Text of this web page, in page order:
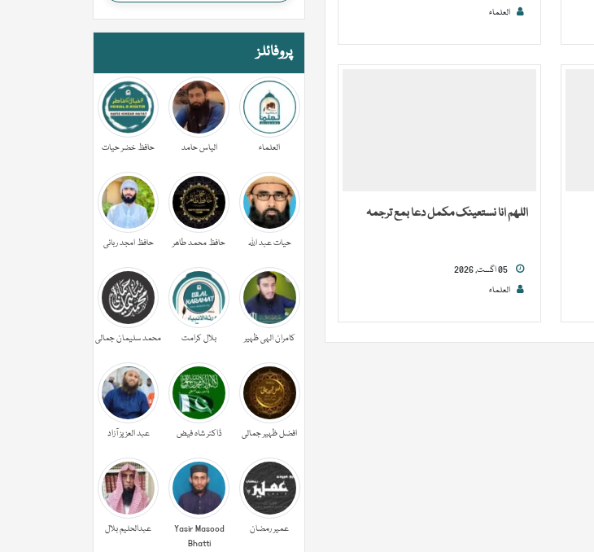
العلماء
اللھم انا نستعینک مکمل دعا بمع ترجمہ
العلماء
پروفائلز
العلماء الیاس حامد حافظ خضر حیات
حیات عبد اللہ حافظ محمد طاھر حافظ امجد ربانی
کامران الہی ظہیر بلال کرامت محمد سلیمان جمالی
افضل ظہیر جمالی ڈاکٹر شاہ فیض عبد العزیز آزاد
عمیر رمضان
Yasir Masood
Bhatti
عبدالحليم بلال